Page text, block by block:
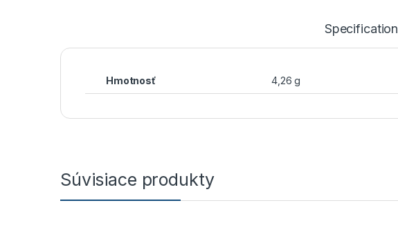
Specification
Hmotnosť 4,26 g
Súvisiace produkty